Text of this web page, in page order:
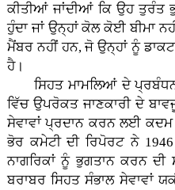
ਕੀਤੀਆਂ ਜਾਂਦੀਆਂ ਕਿ ਉਹ ਤੁਰੰਤ
ਹੁੰਦਾ ਜਾਂ ਉਨ੍ਹਾਂ ਕੋਲ ਕੋਈ ਬੀਮਾ
ਮੈਂਬਰ ਨਹੀਂ ਹਨ, ਜੋ ਉਨ੍ਹਾਂ ਨੂੰ
ਹੈ।
ਸਿਹਤ ਮਾਮਲਿਆਂ ਦੇ ਪ੍ਰਬੰਧਨ
ਵਿੱਚ ਉਪਰੋਕਤ ਜਾਣਕਾਰੀ ਦੇ
ਸੇਵਾਵਾਂ ਪ੍ਰਦਾਨ ਕਰਨ ਲਈ
ਭੋਰ ਕਮੇਟੀ ਦੀ ਰਿਪੋਰਟ ਨੇ 1946
ਨਾਗਰਿਕਾਂ ਨੂੰ ਭੁਗਤਾਨ ਕਰਨ
ਬਰਾਬਰ ਸਿਹਤ ਸੰਭਾਲ ਸੇਵਾਵਾਂ